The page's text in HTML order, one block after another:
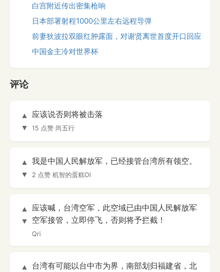
白宫附近传出密集枪响
日本部署射程1000公里左右远程导弹
前妻狄波拉双眼红肿露面，对谢贤离世首度开口回应
中国金主冷对世界杯
评论
▲
▼
应该说否则将被击落
15 点赞 尚五行
▲
▼
我是中国人民解放军，已经接管台湾所有领空。
2 点赞 机智的蛋糕Ol
▲
▼
应该喊，台湾空军，此空域已由中国人民解放军
空军接管，立即停飞，否则将予拦截！
Qri
▲
台湾有可能以台中市为界，南部划归福建省，北